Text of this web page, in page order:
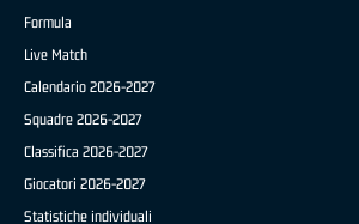
Formula
Live Match
Calendario 2026-2027
Squadre 2026-2027
Classifica 2026-2027
Giocatori 2026-2027
Statistiche individuali